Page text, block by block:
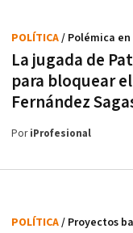
La jugada de
para bloquear
Fernández
POLÍTICA/ Polémica
PoriProfesional
POLÍTICA/ Proyectos